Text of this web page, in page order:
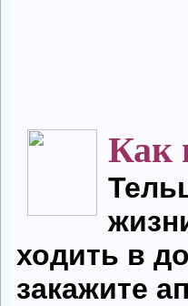
Как
ходить в
закажите